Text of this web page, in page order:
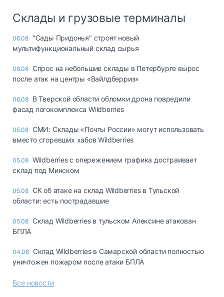
Склады и грузовые терминалы
06.08 "Сады Придонья" строят новый
мультифункциональный склад сырья
06.08 Спрос на небольшие склады в Петербурге вырос
после атак на центры «Вайлдберриз»
06.08 В Тверской области обломки дрона повредили
фасад логокомплекса Wildberries
05.08 СМИ: Склады «Почты России» могут использовать
вместо сгоревших хабов Wildberries
05.08 Wildberries с опережением графика достраивает
склад под Минском
05.08 СК об атаке на склад Wildberries в Тульской
области: есть пострадавшие
05.08 Склад Wildberries в тульском Алексине атакован
БПЛА
04.08 Склад Wildberries в Самарской области полностью
уничтожен пожаром после атаки БПЛА
Все новости